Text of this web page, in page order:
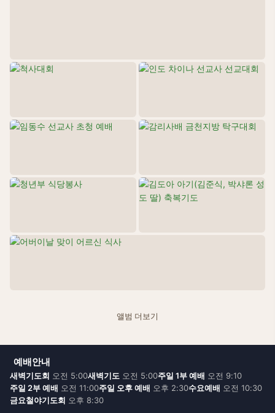
앨범 더보기
예배안내
새벽기도회 오전 5:00새벽기도 오전 5:00주일 1부 예배 오전 9:10
주일 2부 예배 오전 11:00주일 오후 예배 오후 2:30수요예배 오전 10:30
금요철야기도회 오후 8:30